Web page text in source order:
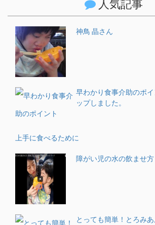
人気記事
神鳥 晶さん
早わかり食事介助のポ
ップしました。
上手に食べるために
障がい児の水の飲ませ方
とっても簡単！とろみ